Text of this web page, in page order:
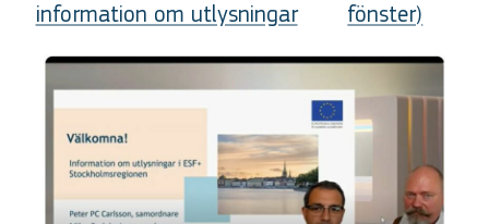
information om utlysningar
fönster)